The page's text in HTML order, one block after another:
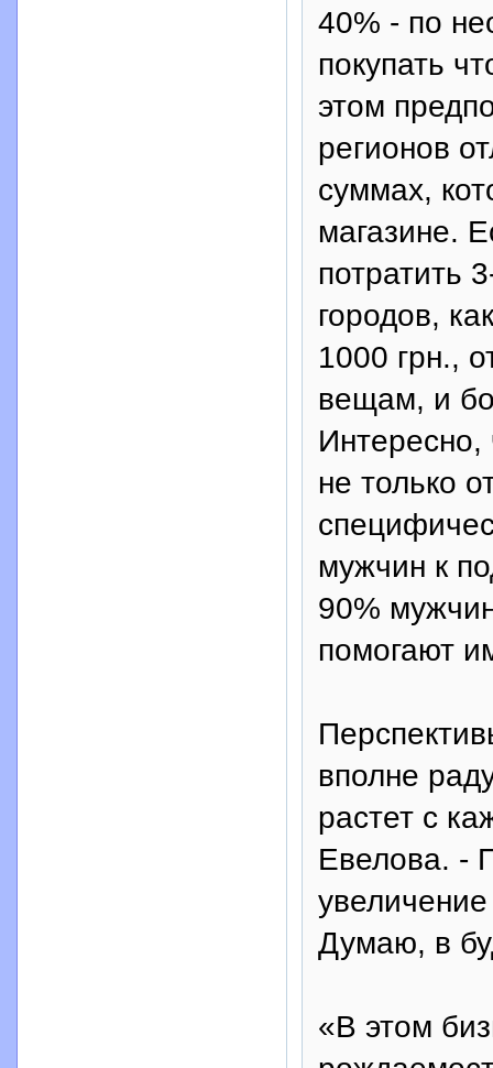
40% - по
покупать
этом
регионов
суммах,
магазине.
потратить
городов,
1000 грн.,
вещам, и
Интересно,
не только
мужчин к
90%
помогают
вполне
растет с
Евелова. -
Думаю, в
«В этом